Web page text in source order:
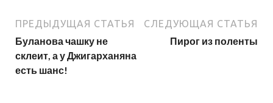
ПРЕДЫДУЩАЯ СТАТЬЯ
Буланова чашку не
склеит, а у Джигарханяна
есть шанс!
СЛЕДУЮЩАЯ СТАТЬЯ
Пирог из поленты